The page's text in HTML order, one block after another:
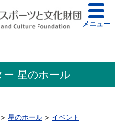
メニュー
ー 星のホール
星のホール イベント